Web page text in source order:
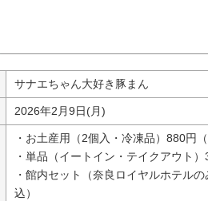
サナエちゃん大好き豚まん
2026年2月9日(月)
・お土産用（2個入・冷凍品）880円（
・単品（イートイン・テイクアウト）
・館内セット（奈良ロイヤルホテル
込）